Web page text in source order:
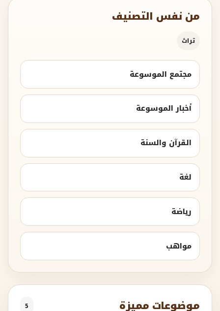
من نفس التصنيف
تراث
مجتمع الموسوعة
أخبار الموسوعة
القرآن والسنة
لغة
رياضة
مواهب
موضوعات مميزة 5